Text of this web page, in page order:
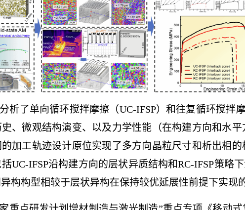
析了单向循环搅拌摩擦（UC-IFSP）和往复循环搅拌
、微观结构演变、以及力学性能（在构建方向和水
加工轨迹设计原位实现了多方向晶粒尺寸和析出相
UC-IFSP沿构建方向的层状异质结构和RC-IFSP策略
构构型相较于层状异构在保持较优延展性前提下实现